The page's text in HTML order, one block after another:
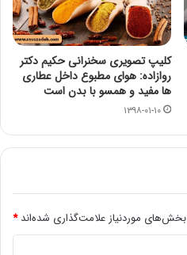
کلیپ تصویری سخنرانی حکیم دکتر
روازاده: هوای مطبوع داخل عطاری
ها مفید و همسو با بدن است
۱۳۹۸-۰۱-۱۰
بخش‌های موردنیاز علامت‌گذاری شده‌اند*